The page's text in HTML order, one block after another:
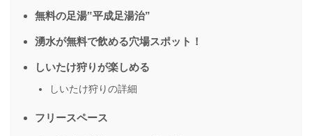
無料の足湯‟平成足湯治”
湧水が無料で飲める穴場スポット！
しいたけ狩りが楽しめる
しいたけ狩りの詳細
フリースペース